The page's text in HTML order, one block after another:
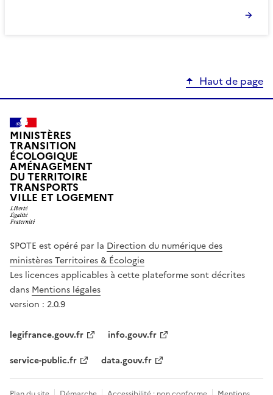
Haut de page
MINISTÈRES
TRANSITION
ÉCOLOGIQUE
AMÉNAGEMENT
DU TERRITOIRE
TRANSPORTS
VILLE ET LOGEMENT
SPOTE est opéré par la Direction du numérique des
ministères Territoires & Écologie
Les licences applicables à cette plateforme sont décrites
dans Mentions légales
version : 2.0.9
legifrance.gouv.fr
info.gouv.fr
service-public.fr
data.gouv.fr